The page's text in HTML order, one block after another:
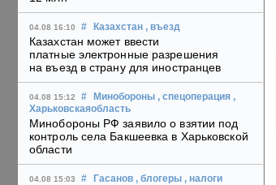
04.08 16:10 # Казахстан , въезд
Казахстан может ввести
платные электронные разрешения
на въезд в страну для иностранцев
04.08 15:12 # Минобороны , спецоперация ,
Харьковскаяобласть
Минобороны РФ заявило о взятии под
контроль села Бакшеевка в Харьковской
области
04.08 15:03 # Гасанов , блогеры , налоги